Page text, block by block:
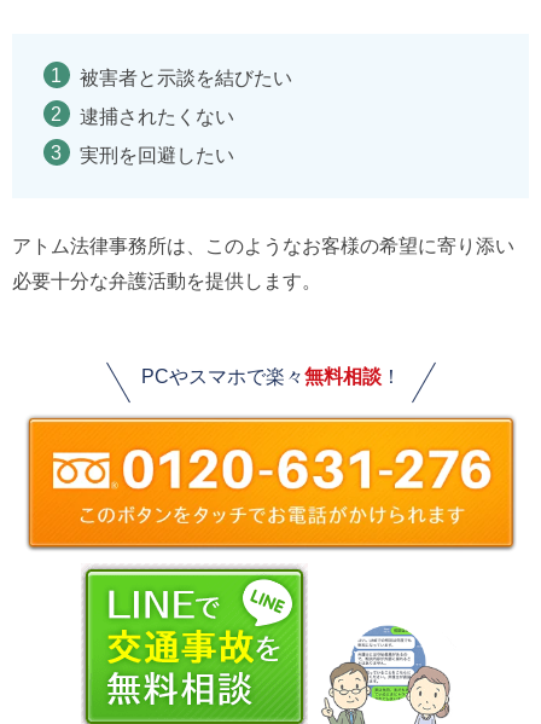
被害者と示談を結びたい
逮捕されたくない
実刑を回避したい
アトム法律事務所は、このようなお客様の希望に寄り添い
必要十分な弁護活動を提供します。
PCやスマホで楽々無料相談！